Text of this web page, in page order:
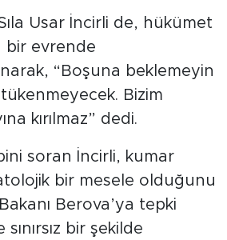
Usar İncirli de, hükümet
bir evrende
“Boşuna beklemeyin
Bizim
kırılmaz” dedi.
soran İncirli, kumar
bir mesele olduğunu
Berova’ya tepki
bir şekilde